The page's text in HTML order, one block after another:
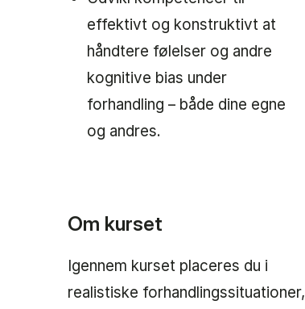
effektivt og konstruktivt at
håndtere følelser og andre
kognitive bias under
forhandling – både dine egne
og andres.
Om kurset
Igennem kurset placeres du i
realistiske forhandlingssituationer,